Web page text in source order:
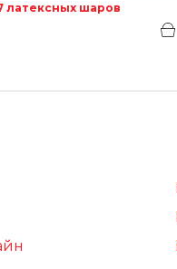
латексных шаров